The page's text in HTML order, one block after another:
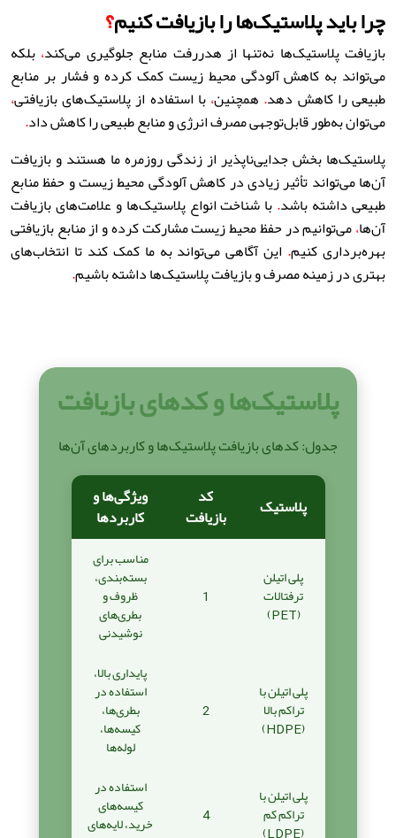
چرا باید پلاستیک‌ها را بازیافت کنیم؟
بازیافت پلاستیک‌ها نه‌تنها از هدررفت منابع جلوگیری می‌کند، بلکه
می‌تواند به کاهش آلودگی محیط زیست کمک کرده و فشار بر منابع
طبیعی را کاهش دهد. همچنین،با استفاده از پلاستیک‌های بازیافتی،
می‌توان به‌طور قابل‌توجهی مصرف انرژی و منابع طبیعی را کاهش داد.
پلاستیک‌ها بخش جدایی‌ناپذیر از زندگی روزمره ما هستند و بازیافت
آن‌ها می‌تواند تأثیر زیادی در کاهش آلودگی محیط زیست و حفظ منابع
طبیعی داشته باشد.با شناخت انواع پلاستیک‌ها و علامت‌های بازیافت
آن‌ها،می‌توانیم در حفظ محیط زیست مشارکت کرده و از منابع بازیافتی
بهره‌برداری کنیم. این آگاهی می‌تواند به ما کمک کند تا انتخاب‌های
بهتری در زمینه مصرف و بازیافت پلاستیک‌ها داشته باشیم.
پلاستیک‌ها و کدهای بازیافت
جدول: کدهای بازیافت پلاستیک‌ها و کاربردهای آن‌ها
پلاستیک کد
بازیافت
ویژگی‌ها و
کاربردها
پلی اتیلن
ترفتالات
(PET)
1
مناسب برای
بسته‌بندی،
ظروف و
بطری‌های
نوشیدنی
پلی اتیلن با
تراکم بالا
(HDPE)
2
پایداری بالا،
استفاده در
بطری‌ها،
کیسه‌ها،
لوله‌ها
پلی اتیلن با
تراکم کم
(LDPE)
4
استفاده در
کیسه‌های
خرید، لایه‌های